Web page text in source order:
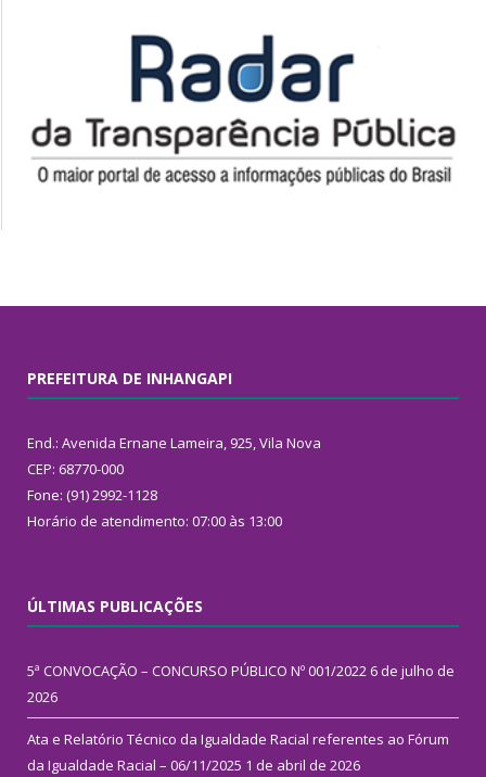
PREFEITURA DE INHANGAPI
End.: Avenida Ernane Lameira, 925, Vila Nova
CEP: 68770-000
Fone: (91) 2992-1128
Horário de atendimento: 07:00 às 13:00
ÚLTIMAS PUBLICAÇÕES
5ª CONVOCAÇÃO – CONCURSO PÚBLICO Nº 001/2022 6 de julho de
2026
Ata e Relatório Técnico da Igualdade Racial referentes ao Fórum
da Igualdade Racial – 06/11/2025 1 de abril de 2026